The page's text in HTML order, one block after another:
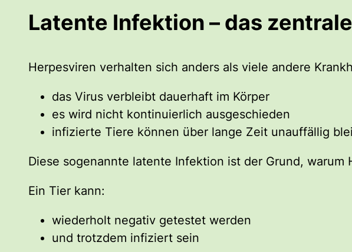
Latente Infektion – das
Herpesviren verhalten sich anders als viele andere
das Virus verbleibt dauerhaft im Körper
es wird nicht kontinuierlich ausgeschieden
infizierte Tiere können über lange Zeit unauffällig
Diese sogenannte latente Infektion ist der Grund,
Ein Tier kann:
wiederholt negativ getestet werden
und trotzdem infiziert sein